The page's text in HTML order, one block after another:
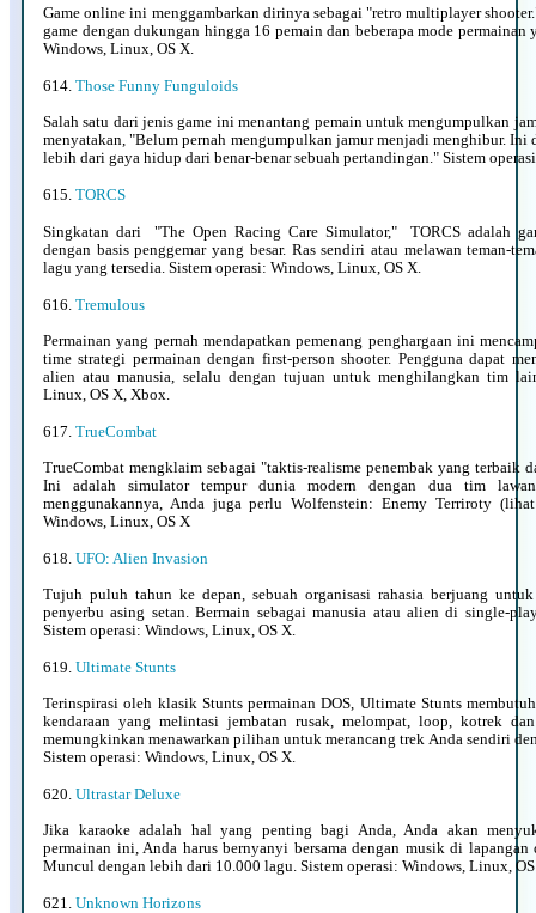
Game online ini menggambarkan dirinya sebagai "retro multiplayer
game dengan dukungan hingga 16 pemain dan beberapa mode permainan
Windows, Linux, OS X.
614. Those Funny Funguloids
Salah satu dari jenis game ini menantang pemain untuk mengumpulkan
menyatakan, "Belum pernah mengumpulkan jamur menjadi menghibur.
lebih dari gaya hidup dari benar-benar sebuah pertandingan." Sistem
615. TORCS
Singkatan dari "The Open Racing Care Simulator,"
TORCS adalah
dengan basis penggemar yang besar. Ras sendiri atau melawan teman-
lagu yang tersedia. Sistem operasi: Windows, Linux, OS X.
616. Tremulous
Permainan yang pernah mendapatkan pemenang penghargaan ini
time strategi permainan dengan first-person shooter. Pengguna dapat
alien atau manusia, selalu dengan tujuan untuk menghilangkan tim
Linux, OS X, Xbox.
617. TrueCombat
TrueCombat mengklaim sebagai "taktis-realisme penembak yang terbaik
Ini adalah simulator tempur dunia modern dengan dua tim
menggunakannya, Anda juga perlu Wolfenstein: Enemy Terriroty
Windows, Linux, OS X
618. UFO: Alien Invasion
Tujuh puluh tahun ke depan, sebuah organisasi rahasia berjuang
penyerbu asing setan. Bermain sebagai manusia atau alien di single-
Sistem operasi: Windows, Linux, OS X.
619. Ultimate Stunts
Terinspirasi oleh klasik Stunts permainan DOS, Ultimate Stunts
kendaraan yang melintasi jembatan rusak, melompat, loop, kotrek
memungkinkan menawarkan pilihan untuk merancang trek Anda sendiri
Sistem operasi: Windows, Linux, OS X.
620. Ultrastar Deluxe
Jika karaoke adalah hal yang penting bagi Anda, Anda akan
permainan ini, Anda harus bernyanyi bersama dengan musik di lapangan
Muncul dengan lebih dari 10.000 lagu. Sistem operasi: Windows, Linux,
621. Unknown Horizons